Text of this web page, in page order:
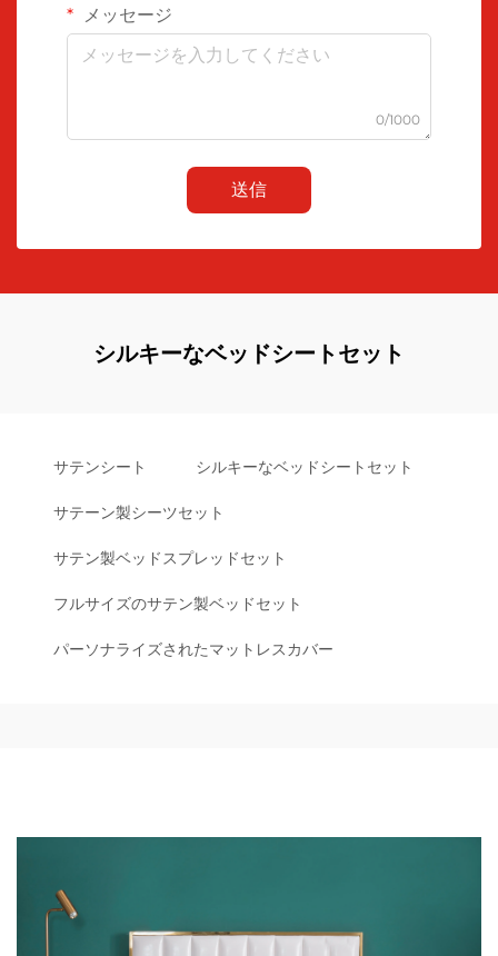
メッセージ
0/1000
送信
シルキーなベッドシートセット
サテンシート シルキーなベッドシートセット
サテーン製シーツセット
サテン製ベッドスプレッドセット
フルサイズのサテン製ベッドセット
パーソナライズされたマットレスカバー